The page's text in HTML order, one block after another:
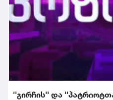
''გირჩის'' და